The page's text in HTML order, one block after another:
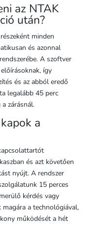
az NTAK
után?
minden
és azonnal
A szoftver
így
és az abból eredő
legalább 45 perc
zárásnál.
a
és azt követően
nyújt. A rendszer
15 perces
kérdés vagy
a technológiával,
működését a hét